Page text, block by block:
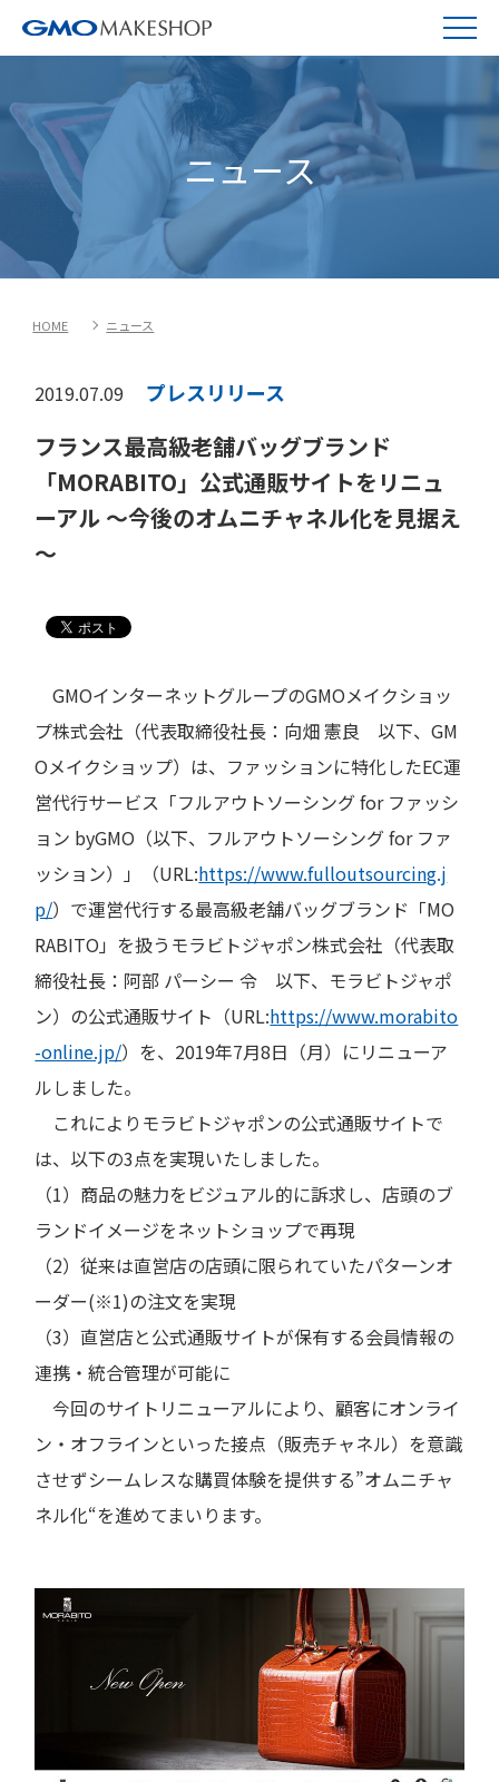
ニュース
HOME ニュース
2019.07.09 プレスリリース
フランス最高級老舗バッグブランド
「MORABITO」公式通販サイトをリニュ
ーアル ～今後のオムニチャネル化を見据え
～
GMOインターネットグループのGMOメイクショッ
プ株式会社（代表取締役社長：向畑 憲良 以下、GM
Oメイクショップ）は、ファッションに特化したEC運
営代行サービス「フルアウトソーシング for ファッシ
ョン byGMO（以下、フルアウトソーシング for ファ
ッション）」（URL:https://www.fulloutsourcing.j
p/）で運営代行する最高級老舗バッグブランド「MO
RABITO」を扱うモラビトジャポン株式会社（代表取
締役社長：阿部 パーシー 令 以下、モラビトジャポ
ン）の公式通販サイト（URL:https://www.morabito
-online.jp/）を、2019年7月8日（月）にリニューア
ルしました。
これによりモラビトジャポンの公式通販サイトで
は、以下の3点を実現いたしました。
（1）商品の魅力をビジュアル的に訴求し、店頭のブ
ランドイメージをネットショップで再現
（2）従来は直営店の店頭に限られていたパターンオ
ーダー(※1)の注文を実現
（3）直営店と公式通販サイトが保有する会員情報の
連携・統合管理が可能に
今回のサイトリニューアルにより、顧客にオンライ
ン・オフラインといった接点（販売チャネル）を意識
させずシームレスな購買体験を提供する”オムニチャ
ネル化“を進めてまいります。